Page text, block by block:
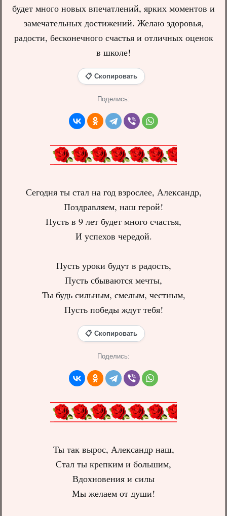
будет много новых впечатлений, ярких моментов и
замечательных достижений. Желаю здоровья,
радости, бесконечного счастья и отличных оценок
в школе!
📋 Скопировать
Поделись:
Сегодня ты стал на год взрослее, Александр,
Поздравляем, наш герой!
Пусть в 9 лет будет много счастья,
И успехов чередой.
Пусть уроки будут в радость,
Пусть сбываются мечты,
Ты будь сильным, смелым, честным,
Пусть победы ждут тебя!
📋 Скопировать
Поделись:
Ты так вырос, Александр наш,
Стал ты крепким и большим,
Вдохновения и силы
Мы желаем от души!